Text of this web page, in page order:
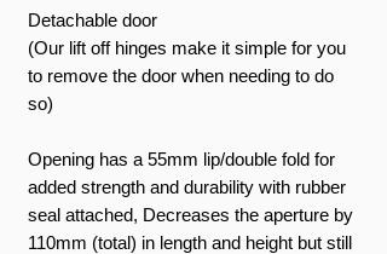
Detachable door
(Our lift off hinges make it simple for you
to remove the door when needing to do
so)
Opening has a 55mm lip/double fold for
added strength and durability with rubber
seal attached, Decreases the aperture by
110mm (total) in length and height but still